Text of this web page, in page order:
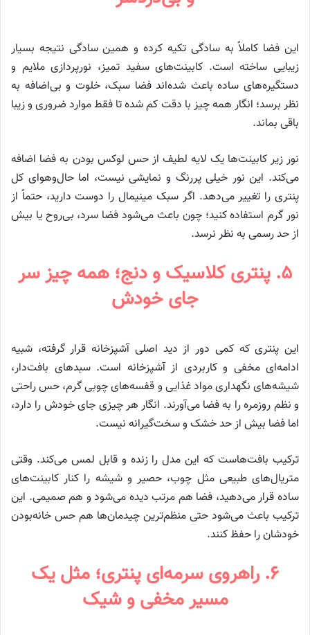
این فضا کاملاً به سادگی تکیه کرده و همین سادگی نتیجه بسیار
زیبایی ساخته است. کابینت‌های سفید تمیز، نورپردازی ملایم و
دستگیره‌های ساده باعث شده‌اند فضا سبک، خلوت و بی‌اضافه به
نظر برسد؛ انگار همه چیز با دقت کم شده تا فقط موارد ضروری و زیبا
باقی بماند.
نور زیر کابینت‌ها یک لایه لطیف از حس لوکس بودن به فضا اضافه
می‌کند. این نور خیلی پررنگ و نمایشی نیست، اما حال‌وهوای کل
پنتری را تغییر می‌دهد. اگر سبک مینیمال را دوست دارید، حتماً از
نور گرم استفاده کنید؛ چون باعث می‌شود فضا سرد، بی‌روح یا بیش
از حد رسمی به نظر نرسد.
۵. پنتری کلاسیک و دنج؛ همه چیز سر
جای خودش
این پنتری که کمی دور از دید اصلی آشپزخانه قرار گرفته، شبیه
ادامه‌ای مخفی و کاربردی از آشپزخانه است. سبدهای بافت‌دار،
شیشه‌های نگهداری مواد غذایی و قفسه‌های چوبی گرم، حس راحتی
و نظم روزمره را به فضا می‌آورند. انگار هر چیزی جای خودش را دارد،
اما فضا بیش از حد خشک و سخت‌گیرانه نیست.
ترکیب بافت‌هاست که این مدل را زنده و قابل لمس می‌کند. وقتی
متریال‌های طبیعی مثل چوب، حصیر و شیشه را کنار کابینت‌های
ساده قرار می‌دهید، فضا هم مرتب دیده می‌شود و هم صمیمی. این
ترکیب باعث می‌شود حتی منظم‌ترین چیدمان‌ها هم حس خانه‌بودن
خودشان را حفظ کنند.
۶. راهروی سرمه‌ای پنتری؛ مثل یک
مسیر مخفی و شیک